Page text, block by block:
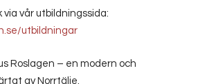
via vår utbildningssida:
utbildningar
Roslagen – en modern och
av Norrtälje.